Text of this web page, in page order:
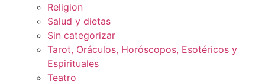
Religion
Salud y dietas
Sin categorizar
Tarot, Oráculos, Horóscopos, Esotéricos y
Espirituales
Teatro